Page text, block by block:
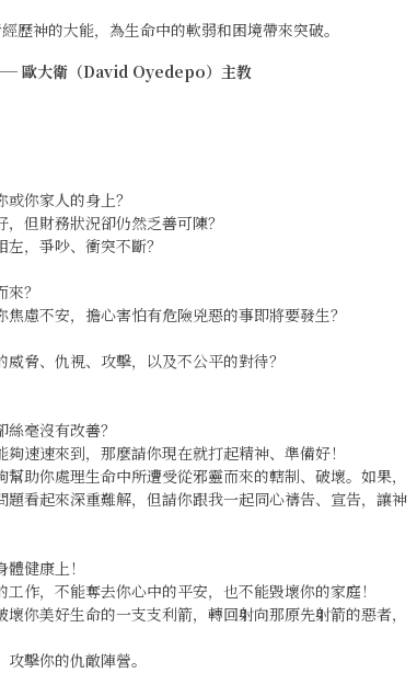
歷神的大能，為生命中的軟弱和困境帶來突破。
歐大衛（David Oyedepo）主教
你家人的身上？
但財務狀況卻仍然乏善可陳？
，爭吵、衝突不斷？
？
慮不安，擔心害怕有危險兇惡的事即將要發生？
脅、仇視、攻擊，以及不公平的對待？
毫沒有改善？
速速來到，那麼請你現在就打起精神、準備好！
助你處理生命中所遭受從邪靈而來的轄制、破壞。如果，
看起來深重難解，但請你跟我一起同心禱告、宣告，讓神
健康上！
作，不能奪去你心中的平安，也不能毀壞你的家庭！
你美好生命的一支支利箭，轉回射向那原先射箭的惡者，
擊你的仇敵陣營。